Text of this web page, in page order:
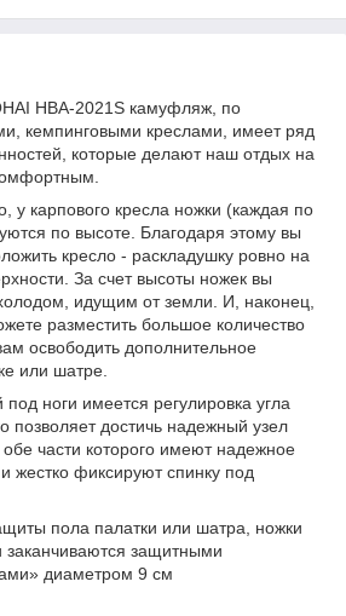
HBA-2021S камуфляж, по
кемпинговыми креслами, имеет ряд
которые делают наш отдых на
у карпового кресла ножки (каждая по
по высоте. Благодаря этому вы
кресло - раскладушку ровно на
За счет высоты ножек вы
холодом, идущим от земли. И, наконец,
разместить большое количество
освободить дополнительное
или шатре.
под ноги имеется регулировка угла
позволяет достичь надежный узел
обе части которого имеют надежное
жестко фиксируют спинку под
пола палатки или шатра, ножки
заканчиваются защитными
диаметром 9 см